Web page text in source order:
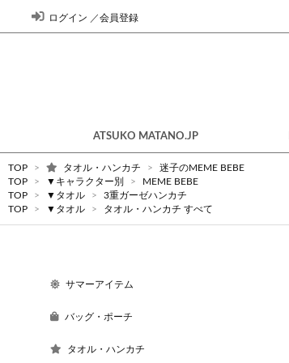
ログイン ／会員登録
ATSUKO MATANO.JP
TOP > タオル・ハンカチ >
迷子のMEME BEBE
TOP
> ▼キャラクター別 >
MEME BEBE
TOP
> ▼タオル >
3重ガーゼハンカチ
TOP
> ▼タオル > タオル・ハンカチ すべて
サマーアイテム
バッグ・ポーチ
タオル・ハンカチ